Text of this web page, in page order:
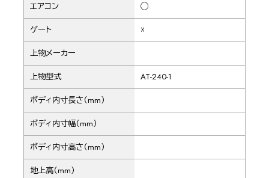
エアコン ◯
ゲート ☓
上物メーカー
上物型式 AT-240-1
ボディ内寸長さ（mm）
ボディ内寸幅（mm）
ボディ内寸高さ（mm）
地上高（mm）